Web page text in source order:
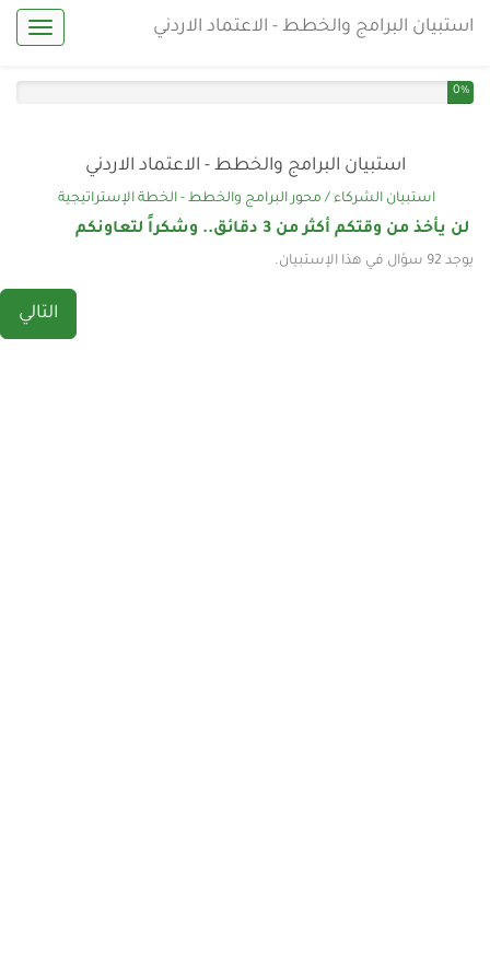
استبيان البرامج والخطط - الاعتماد الاردني
You have completed 0% of this survey
0%
استبيان البرامج والخطط - الاعتماد الاردني
استبيان الشركاء / محور البرامج والخطط - الخطة الإستراتيجية
لن يأخذ من وقتكم أكثر من 3 دقائق.. وشكراً لتعاونكم
يوجد 92 سؤال في هذا الإستبيان.
التالي